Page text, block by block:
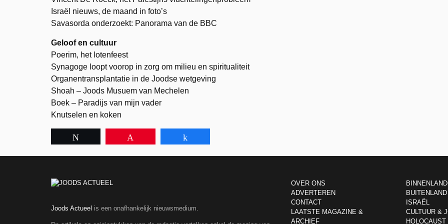
Israël nieuws, de maand in foto’s
Savasorda onderzoekt: Panorama van de BBC
Geloof en cultuur
Poerim, het lotenfeest
Synagoge loopt voorop in zorg om milieu en spiritualiteit
Organentransplantatie in de Joodse wetgeving
Shoah – Joods Musuem van Mechelen
Boek – Paradijs van mijn vader
Knutselen en koken
Joods Actueel is een onafhankelijk nieuwsmedium.
OVER ONS
ADVERTEREN
CONTACT
LAATSTE MAGAZINE &
ARCHIEF
BINNENLAND
BUITENLAND
ISRAËL
CULTUUR &
HOLOCAUST